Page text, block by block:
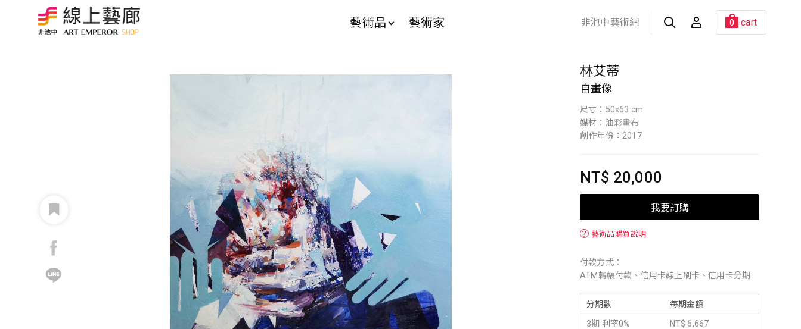
藝術品 藝術家 非池中藝術網 0 cart
林艾蒂
自畫像
尺寸：50x63 cm
媒材：油彩畫布
創作年份：2017
NT$ 20,000
我要訂購
？ 藝術品購買說明
付款方式：
ATM轉帳付款、信用卡線上刷卡、信用卡分期
分期數 每期金額
3期 利率0%
NT$ 6,667